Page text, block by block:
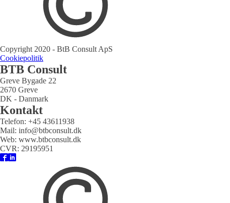
Copyright 2020 - BtB Consult ApS
Cookiepolitik
BTB Consult
Greve Bygade 22
2670 Greve
DK - Danmark
Kontakt
Telefon: +45 43611938
Mail: info@btbconsult.dk
Web: www.btbconsult.dk
CVR: 29195951